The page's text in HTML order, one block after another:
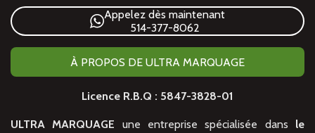
Appelez dès maintenant
514-377-8062
À PROPOS DE ULTRA MARQUAGE
Licence R.B.Q : 5847-3828-01
ULTRA MARQUAGE une entreprise spécialisée dans le